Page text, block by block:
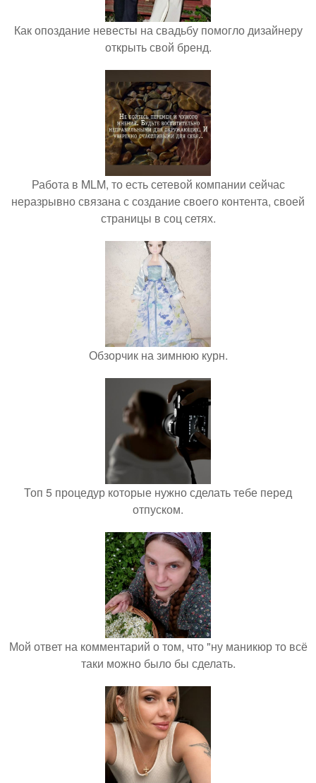
Как опоздание невесты на свадьбу помогло дизайнеру
открыть свой бренд.
Работа в MLM, то есть сетевой компании сейчас
неразрывно связана с создание своего контента, своей
страницы в соц сетях.
Обзорчик на зимнюю курн.
Топ 5 процедур которые нужно сделать тебе перед
отпуском.
Мой ответ на комментарий о том, что "ну маникюр то всё
таки можно было бы сделать.